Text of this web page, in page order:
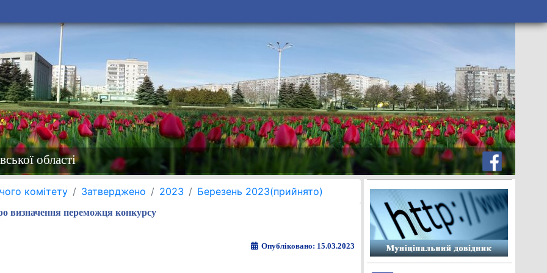
області
комітету Затверджено 2023 Березень 2023(прийнято)
визначення переможця конкурсу
Опубліковано: 15.03.2023